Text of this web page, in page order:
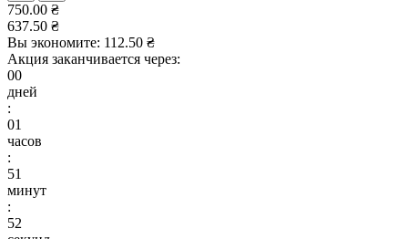
750.00 ₴
637.50 ₴
Вы экономите: 112.50 ₴
Акция заканчивается через:
00
дней
:
01
часов
:
51
минут
:
51